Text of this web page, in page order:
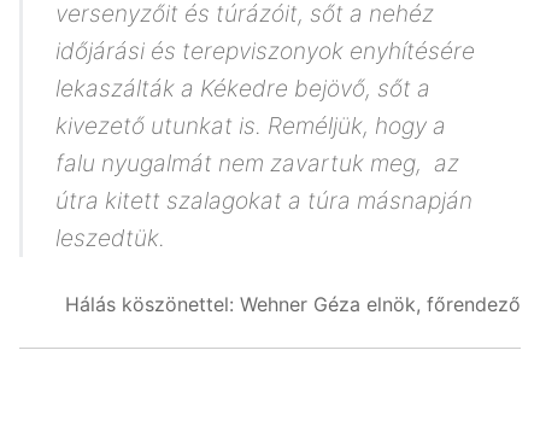
versenyzőit és túrázóit, sőt a nehéz
időjárási és terepviszonyok enyhítésére
lekaszálták a Kékedre bejövő, sőt a
kivezető utunkat is. Reméljük, hogy a
falu nyugalmát nem zavartuk meg, az
útra kitett szalagokat a túra másnapján
leszedtük.
Hálás köszönettel: Wehner Géza elnök, főrendező